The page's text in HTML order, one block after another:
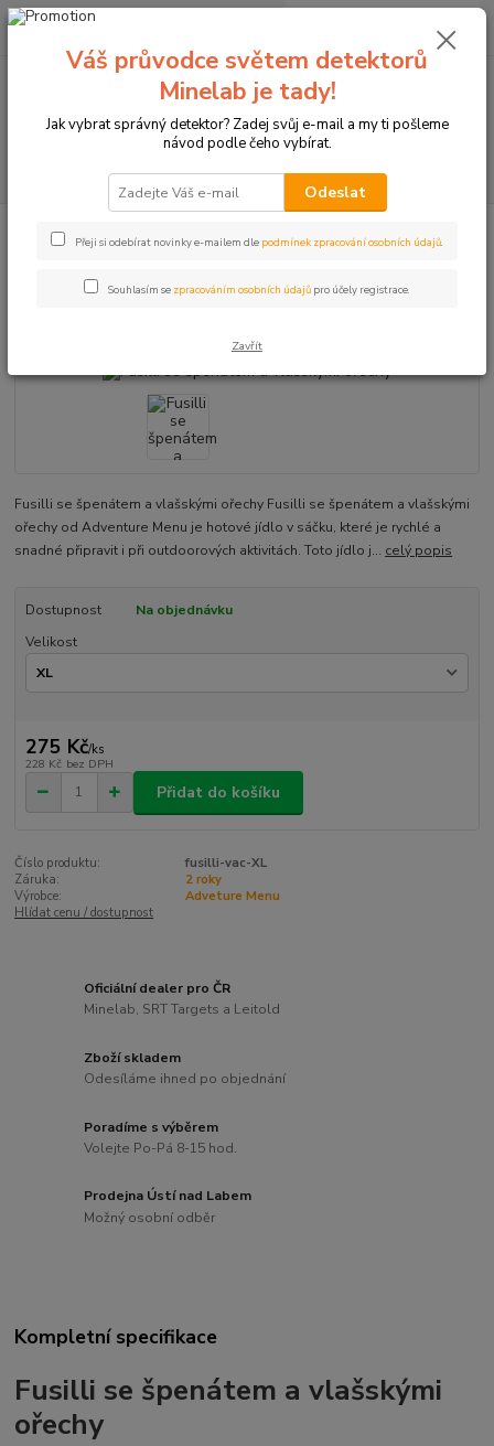
+420774877333
0 Kč
Fusilli se špenátem a vlašskými
Fusilli se špenátem a vlašskými ořechy Fusilli se špenátem a vlašskými
ořechy od Adventure Menu je hotové jídlo v sáčku, které je rychlé a
snadné připravit i při outdoorových aktivitách. Toto jídlo j... celý popis
Dostupnost
Na objednávku
Velikost
275 Kč/ks
228 Kč bez DPH
Přidat do košíku
Číslo produktu:
fusilli-vac-XL
Záruka:
2 roky
Výrobce:
Adveture Menu
Hlídat cenu / dostupnost
Oficiální dealer pro ČR
Minelab, SRT Targets a Leitold
Zboží skladem
Odesíláme ihned po objednání
Poradíme s výběrem
Volejte Po-Pá 8-15 hod.
Prodejna Ústí nad Labem
Možný osobní odběr
Kompletní specifikace
Fusilli se špenátem a vlašskými
ořechy
Váš průvodce světem detektorů
Minelab je tady!
Jak vybrat správný detektor? Zadej svůj e-mail a my ti pošleme
návod podle čeho vybírat.
Odeslat
Přeji si odebírat novinky e-mailem dle podmínek zpracování osobních údajů.
Souhlasím se zpracováním osobních údajů pro účely registrace.
Zavřít